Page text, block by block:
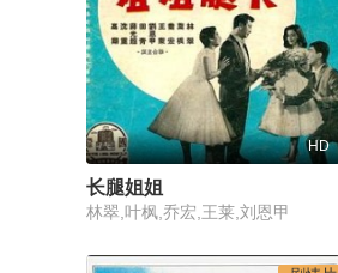
HD
长腿姐姐
林翠,叶枫,乔宏,王莱,刘恩甲